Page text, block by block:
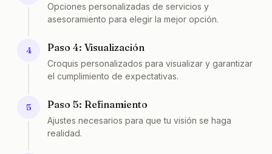
Opciones personalizadas de servicios y
asesoramiento para elegir la mejor opción.
4 Paso 4: Visualización
Croquis personalizados para visualizar y garantizar
el cumplimiento de expectativas.
5 Paso 5: Refinamiento
Ajustes necesarios para que tu visión se haga
realidad.